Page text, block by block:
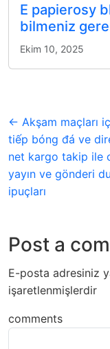
E papierosy
bilmeniz
Ekim 10, 2025
← Akşam maçları
tiếp bóng đá ve
net kargo takip ile
yayın ve gönderi
ipuçları
Post a
E-posta adresiniz
işaretlenmişlerdir
comments